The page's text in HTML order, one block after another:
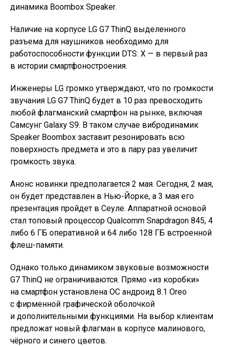
динамика Boombox Speaker.
Наличие на корпусе LG G7 ThinQ выделенного
разъема для наушников необходимо для
работоспособности функции DTS: X — в первый раз
в истории смартфоностроения.
Инженеры LG громко утверждают, что по громкости
звучания LG G7 ThinQ будет в 10 раз превосходить
любой флагманский смартфон на рынке, включая
Самсунг Galaxy S9. В таком случае вибродинамик
Speaker Boombox заставит резонировать всю
поверхность предмета и это в пару раз увеличит
громкость звука.
Анонс новинки предполагается 2 мая. Сегодня, 2 мая,
он будет представлен в Нью-Йорке, а 3 мая его
презентация пройдет в Сеуле. Аппаратной основой
стал топовый процессор Qualcomm Snapdragon 845, 4
либо 6 ГБ оперативной и 64 либо 128 ГБ встроенной
флеш-памяти.
Однако только динамиком звуковые возможности
G7 ThinQ не ограничиваются. Прямо «из коробки»
на смартфон установлена ОС андроид 8.1 Oreo
с фирменной графической оболочкой
и дополнительными функциями. На выбор клиентам
предложат новый флагман в корпусе малинового,
чёрного и синего цветов.